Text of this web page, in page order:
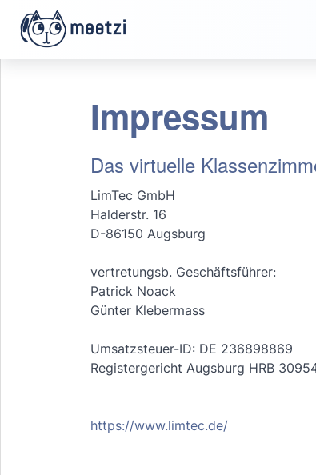
Impressum
Das virtuelle
LimTec GmbH
Halderstr. 16
D-86150 Augsburg
vertretungsb. Geschäftsführer:
Patrick Noack
Günter Klebermass
Umsatzsteuer-ID: DE 236898869
Registergericht Augsburg HRB
https://www.limtec.de/